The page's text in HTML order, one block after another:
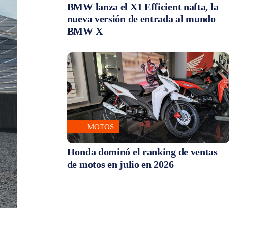
BMW lanza el X1 Efficient nafta, la
nueva versión de entrada al mundo
BMW X
MOTOS
Honda dominó el ranking de ventas
de motos en julio en 2026